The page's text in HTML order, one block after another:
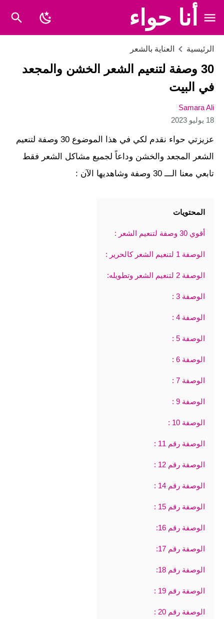
أنا حواء
الرئيسية العناية بالشعر
30 وصفة لتنعيم الشعر الخشن والمجعد
في البيت
Samara Ali
18 يوليو 2023
عزيزتي حواء نقدم لكي في هذا الموضوع 30 وصفة لتنعيم
الشعر المجعد والخشن وداعاً لجميع مشاكل الشعر فقط
تابعي معنا الـــ 30 وصفة وشاهديها الآن :
المحتويات
أقوي 30 وصفة لتنعيم الشعر :
الوصفة 1 لتنعيم الشعر كالحرير :
الوصفة 2 لتنعيم الشعر وتطويله:
الوصفة 3 :
الوصفة 4 :
الوصفة 5 :
الوصفة 6 :
الوصفة 7 :
الوصفة 9 :
الوصفة 10 :
الوصفة رقم 11 :
الوصفة رقم 12 :
الوصفة رقم 14 :
الوصفة رقم 15 :
الوصفة رقم 16:
الوصفة رقم 17:
الوصفة رقم 18:
الوصفة رقم 19 :
الوصفة رقم 20 :